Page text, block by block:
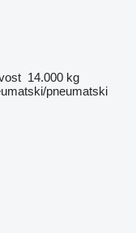
14.000 kg
pneumatski